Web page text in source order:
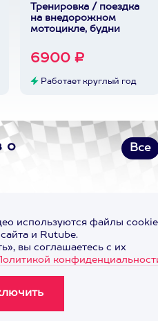
Тренировка / поездка
на внедорожном
мотоцикле, будни
6900 ₽
Работает круглый год
о
Все
используются файлы cookie
и Rutube.
вы соглашаетесь с их